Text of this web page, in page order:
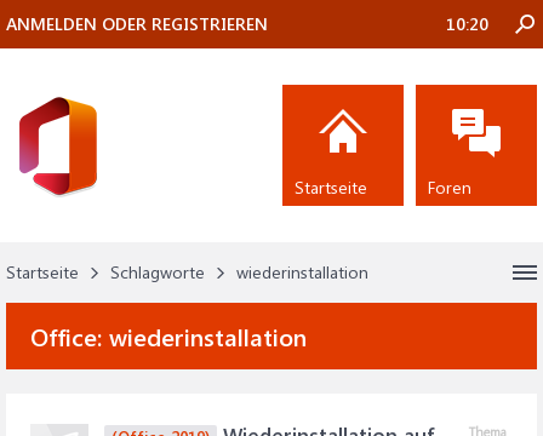
Startseite Schlagworte wiederinstallation
Office: wiederinstallation
Thema
ANMELDEN ODER REGISTRIEREN 10:20
Startseite Foren